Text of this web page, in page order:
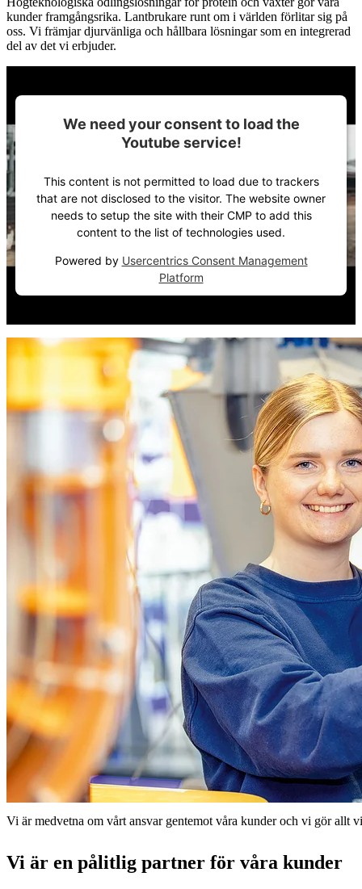
kunder framgångsrika. Lantbrukare runt om i världen förlitar sig på
oss. Vi främjar djurvänliga och hållbara lösningar som en integrerad
del av det vi erbjuder.
We need your consent to load the
Youtube service!
This content is not permitted to load due to trackers
that are not disclosed to the visitor. The website owner
needs to setup the site with their CMP to add this
content to the list of technologies used.
Powered by Usercentrics Consent Management
Platform
Vi är medvetna om vårt ansvar gentemot våra kunder och vi gör allt
Vi är en pålitlig partner för våra kunder